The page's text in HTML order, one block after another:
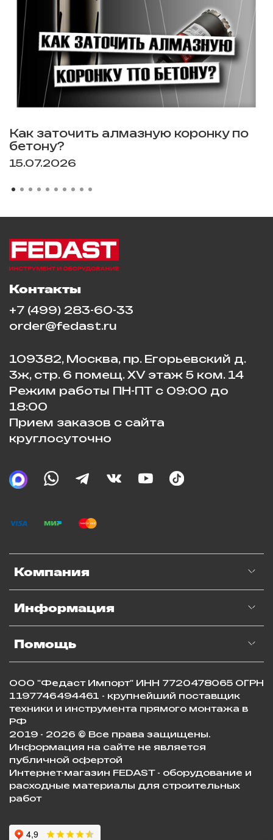
Как заточить алмазную коронку по
бетону?
15.07.2026
Компания
Информация
Помощь
Контакты
+7 (499) 283-60-33
order@fedast.ru
109382, Москва, пр. Егорьевский д.
3ж, стр. 6 помещ. XV этаж 5 ком. 14
Режим работы ПН-ПТ с 09:00 до
18:00
Прием заказов с сайта
круглосуточно
ООО "Федаст Импорт" ИНН 7720478065 ОГРН
1197746494461 - крупнейший поставщик
техники и инструмента прямого монтажа в
РФ
2019 - 2026 © Все права защищены.
Информация на сайте не является
публичной офертой
Интернет-магазин FEDAST - оборудование и
расходные материалы для строительных
работ